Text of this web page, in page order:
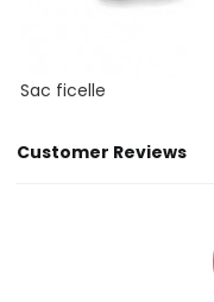
Sac ficelle
Customer Reviews